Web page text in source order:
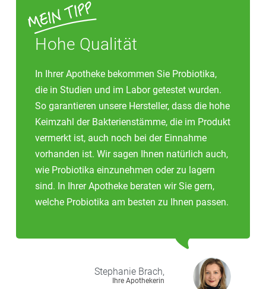
-Grundsätzlich gilt: Je länger man das Fermentierte
stehen lässt, desto weicher und saurer werden
Hohe Qualität
In Ihrer Apotheke bekommen Sie Probiotika,
die in Studien und im Labor getestet wurden.
So garantieren unsere Hersteller, dass die hohe
Keimzahl der Bakterienstämme, die im Produkt
vermerkt ist, auch noch bei der Einnahme
vorhanden ist. Wir sagen Ihnen natürlich auch,
wie Probiotika einzunehmen oder zu lagern
sind. In Ihrer Apotheke beraten wir Sie gern,
welche Probiotika am besten zu Ihnen passen.
Stephanie Brach,
Ihre Apothekerin